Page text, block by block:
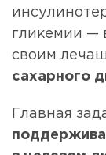
гликемии —
своим
сахарного
Главная